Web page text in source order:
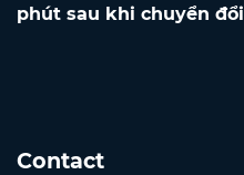
phút sau khi chuyển đổi
Contact